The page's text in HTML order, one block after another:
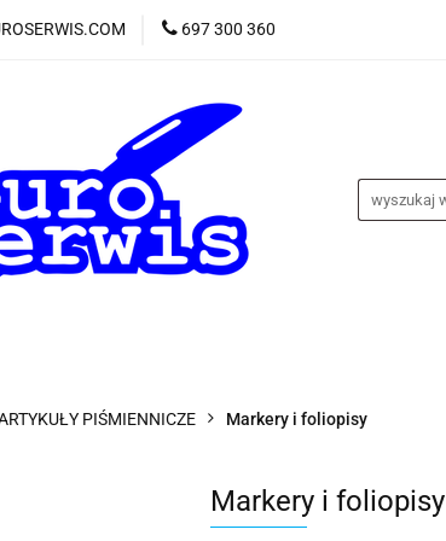
697 300 360
PIŚMIENNICZE Markery i foliopisy
Markery i foliopisy